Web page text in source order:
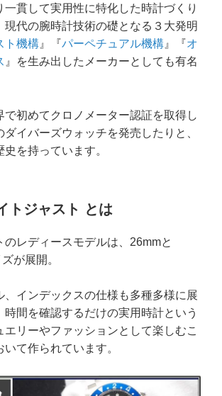
一貫して実用性に特化した時計づくり
現代の腕時計技術の礎となる３大発明
ト機構 』『パーペチュアル機構 』『オ
』を生み出したメーカーとしても有名
で初めてクロノメーター認証を取得し
ダイバーズウォッチを発売したりと、
を持っています。
トジャスト とは
のレディースモデルは、26mmと
が展開。
、インデックスの仕様も多種多様に展
時間を確認するだけの実用時計という
エリーやファッションとして楽しむこ
て作られています。